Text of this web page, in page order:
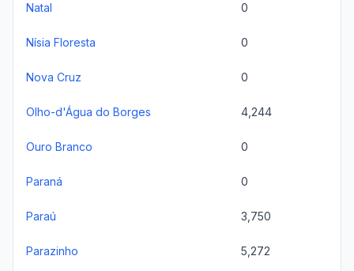
Natal 0
Nísia Floresta 0
Nova Cruz 0
Olho-d'Água do Borges 4,244
Ouro Branco 0
Paraná 0
Paraú 3,750
Parazinho 5,272